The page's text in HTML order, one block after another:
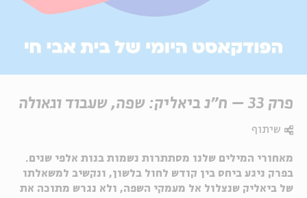
פרק 33 – ח"נ ביאליק: שפה, שעבוד וגאולה
מאחורי המילים שלנו מסתתרות נשמות בנות אלפי שנים.
בפרק ניגע ביחס בין קודש לחול בלשון, ונקשיב למשאלתו
של ביאליק שנצלול אל מעמקי השפה, ולא נגרש מתוכה את
שיתוף